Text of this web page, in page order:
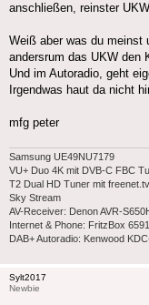
anschließen, reinster
Weiß aber was du meinst
andersrum das UKW den
Und im Autoradio, geht
Irgendwas haut da nicht
mfg peter
Samsung UE49NU7179
VU+ Duo 4K mit DVB-C FBC
T2 Dual HD Tuner mit freenet.tv
Sky Stream
AV-Receiver: Denon AVR-
Internet & Phone: FritzBox
DAB+ Autoradio: Kenwood
Sylt2017
Newbie